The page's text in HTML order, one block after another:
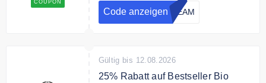
COUPON
Bedingungen
99€ MBW. Ausgenommen
Code anzeigen DEAM
Gültig bis 12.08.2026
25% Rabatt auf Bestseller Bio